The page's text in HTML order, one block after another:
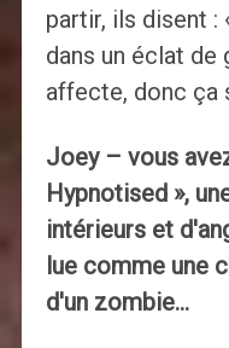
partir, ils disent :
dans un éclat de
affecte, donc ça
Joey – vous
Hypnotised »,
intérieurs et
lue comme une
d'un zombie…